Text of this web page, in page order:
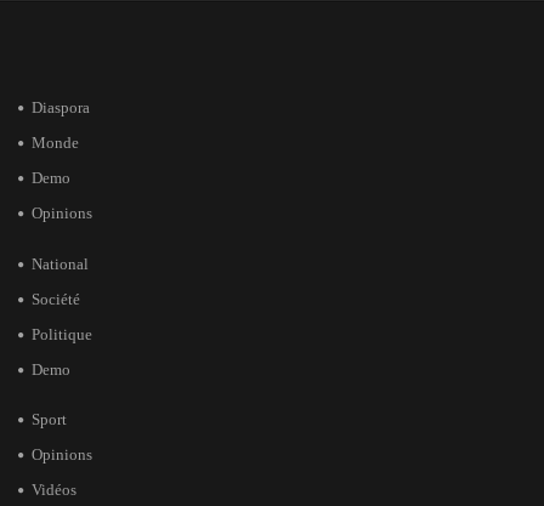
Diaspora
Monde
Demo
Opinions
National
Société
Politique
Demo
Sport
Opinions
Vidéos